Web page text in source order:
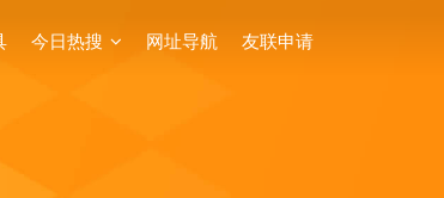
今日热搜 网址导航 友联申请